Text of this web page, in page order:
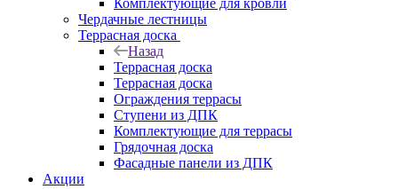
Комплектующие для кровли
Чердачные лестницы
Террасная доска
Назад
Террасная доска
Террасная доска
Ограждения террасы
Ступени из ДПК
Комплектующие для террасы
Грядочная доска
Фасадные панели из ДПК
Акции